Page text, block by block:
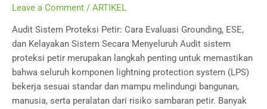
Leave a Comment / ARTIKEL
Audit Sistem Proteksi Petir: Cara Evaluasi Grounding, ESE,
dan Kelayakan Sistem Secara Menyeluruh Audit sistem
proteksi petir merupakan langkah penting untuk memastikan
bahwa seluruh komponen lightning protection system (LPS)
bekerja sesuai standar dan mampu melindungi bangunan,
manusia, serta peralatan dari risiko sambaran petir. Banyak